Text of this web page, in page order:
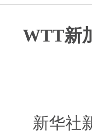
WTT新
新华社